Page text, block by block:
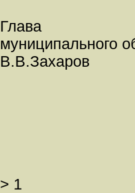
Глава
муниципального
В.В.Захаров
> 1